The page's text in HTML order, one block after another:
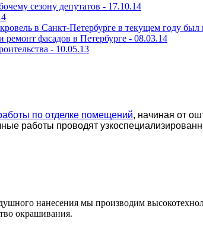
сезону депутатов - 17.10.14
в Санкт-Петербурге в текущем году
ремонт фасадов в Петербурге - 08.03.14
- 10.05.13
по отделке помещений, начиная от
работы проводят
нанесения мы производим
окрашивания.